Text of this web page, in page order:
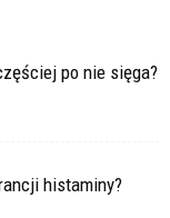
po nie sięga?
histaminy?